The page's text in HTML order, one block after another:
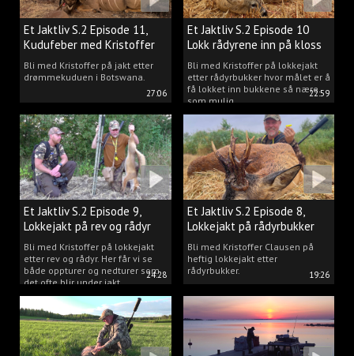
27:06
Et Jaktliv S.2 Episode 11,
Kudufeber med Kristoffer
Clausen
Bli med Kristoffer på jakt etter
drømmekuduen i Botswana.
22:59
Et Jaktliv S.2 Episode 10
Lokk rådyrene inn på kloss
hold.
Bli med Kristoffer på lokkejakt
etter rådyrbukker hvor målet er å
få lokket inn bukkene så nære
som mulig.
24:28
Et Jaktliv S.2 Episode 9,
Lokkejakt på rev og rådyr
med Kristoffer Clausen
Bli med Kristoffer på lokkejakt
etter rev og rådyr. Her får vi se
både oppturer og nedturer som
det ofte blir under jakt.
19:26
Et Jaktliv S.2 Episode 8,
Lokkejakt på rådyrbukker
2023 nr. 1
Bli med Kristoffer Clausen på
heftig lokkejakt etter
rådyrbukker.